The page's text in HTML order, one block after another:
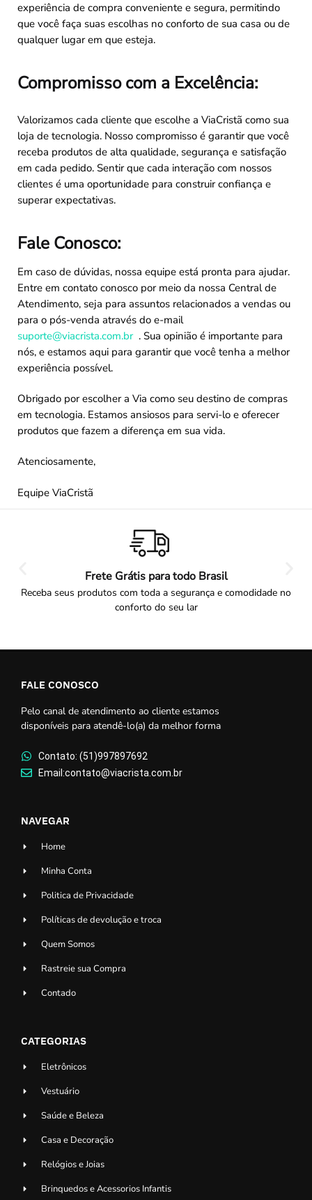
experiência de compra conveniente e segura, permitindo
que você faça suas escolhas no conforto de sua casa ou de
qualquer lugar em que esteja.
Compromisso com a Excelência:
Valorizamos cada cliente que escolhe a ViaCristã como sua
loja de tecnologia. Nosso compromisso é garantir que você
receba produtos de alta qualidade, segurança e satisfação
em cada pedido. Sentir que cada interação com nossos
clientes é uma oportunidade para construir confiança e
superar expectativas.
Fale Conosco:
Em caso de dúvidas, nossa equipe está pronta para ajudar.
Entre em contato conosco por meio da nossa Central de
Atendimento, seja para assuntos relacionados a vendas ou
para o pós-venda através do e-mail
suporte@viacrista.com.br . Sua opinião é importante para
nós, e estamos aqui para garantir que você tenha a melhor
experiência possível.
Obrigado por escolher a Via como seu destino de compras
em tecnologia. Estamos ansiosos para servi-lo e oferecer
produtos que fazem a diferença em sua vida.
Atenciosamente,
Equipe ViaCristã
Frete Grátis para todo Brasil
Receba seus produtos com toda a segurança e comodidade no
conforto do seu lar
FALE CONOSCO
Pelo canal de atendimento ao cliente estamos
disponíveis para atendê-lo(a) da melhor forma
Contato: (51)997897692
Email:contato@viacrista.com.br
NAVEGAR
Home
Minha Conta
Politica de Privacidade
Políticas de devolução e troca
Quem Somos
Rastreie sua Compra
Contado
CATEGORIAS
Eletrônicos
Vestuário
Saúde e Beleza
Casa e Decoração
Relógios e Joias
Brinquedos e Acessorios Infantis